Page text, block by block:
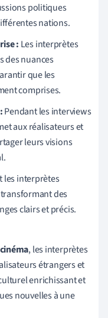
politiques
nations.
: Les interprètes
des nuances
que les
comprises.
Pendant les interviews
aux réalisateurs et
leurs visions
les interprètes
des
clairs et précis.
, les interprètes
étrangers et
enrichissant et
nouvelles à une